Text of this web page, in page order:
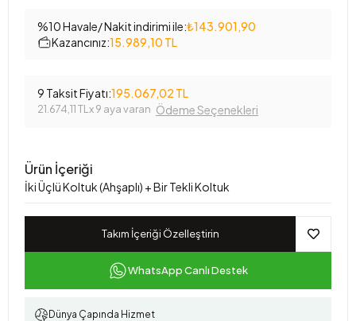
%10 Havale/ Nakit indirimi ile:₺143.901,90
Kazancınız:15.989,10 TL
9 Taksit Fiyatı:195.067,02 TL
21.674,11 TL x 9 aya varan Ödeme Seçenekleri
Ürün İçeriği
İki Üçlü Koltuk (Ahşaplı) + Bir Tekli Koltuk
Takım İçeriği Özelleştirin
WhatsApp Canlı Destek
Dünya Çapında Hizmet